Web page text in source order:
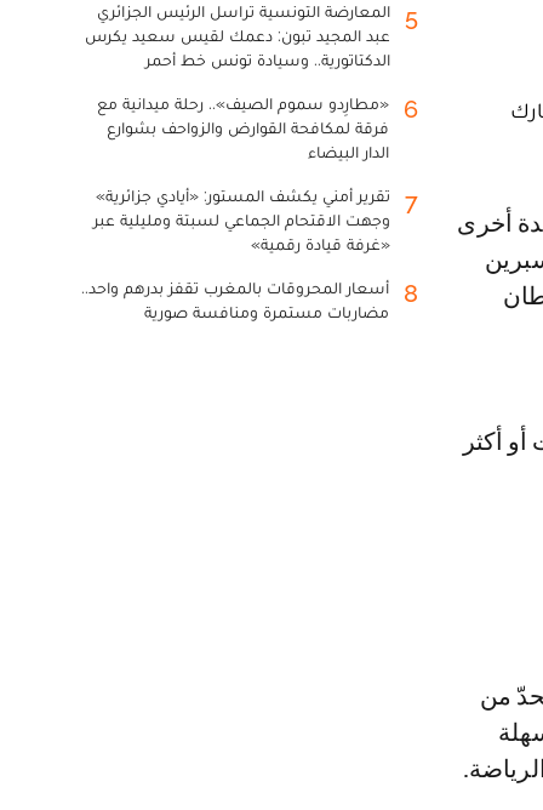
عقار الأسبرين لمدة 5 سنوات أو أكثر
من
5
المعارضة التونسية تراسل الرئيس الجزائري
عبد المجيد تبون: دعمك لقيس سعيد يكرس
الدكتاتورية.. وسيادة تونس خط أحمر
6
«مطارِدو سموم الصيف».. رحلة ميدانية مع
فرقة لمكافحة القوارض والزواحف بشوارع
الدار البيضاء
7
تقرير أمني يكشف المستور: «أيادي جزائرية»
وجهت الاقتحام الجماعي لسبتة ومليلية عبر
«غرفة قيادة رقمية»
8
أسعار المحروقات بالمغرب تقفز بدرهم واحد..
مضاربات مستمرة ومنافسة صورية